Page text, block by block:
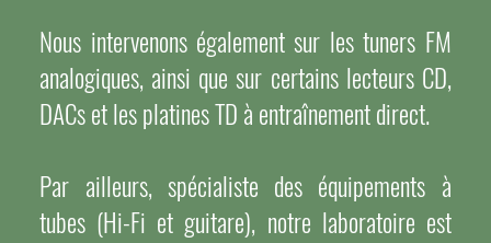
Nous intervenons également sur les tuners FM
analogiques, ainsi que sur certains lecteurs CD,
DACs et les platines TD à entraînement direct.
Par ailleurs, spécialiste des équipements à
tubes (Hi-Fi et guitare), notre laboratoire est